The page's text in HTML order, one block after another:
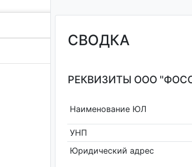
СВОДКА
РЕКВИЗИТЫ ООО
Наименование ЮЛ
УНП
Юридический адрес